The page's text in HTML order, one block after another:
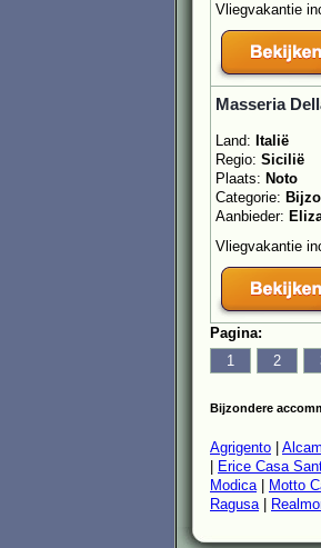
Vliegvakantie
Masseria
Land: Italië
Regio: Sicilië
Plaats: Noto
Categorie:
Aanbieder:
Vliegvakantie
Pagina:
1
2
Bijzondere
Agrigento
Erice Casa
Modica| Motto
Ragusa|